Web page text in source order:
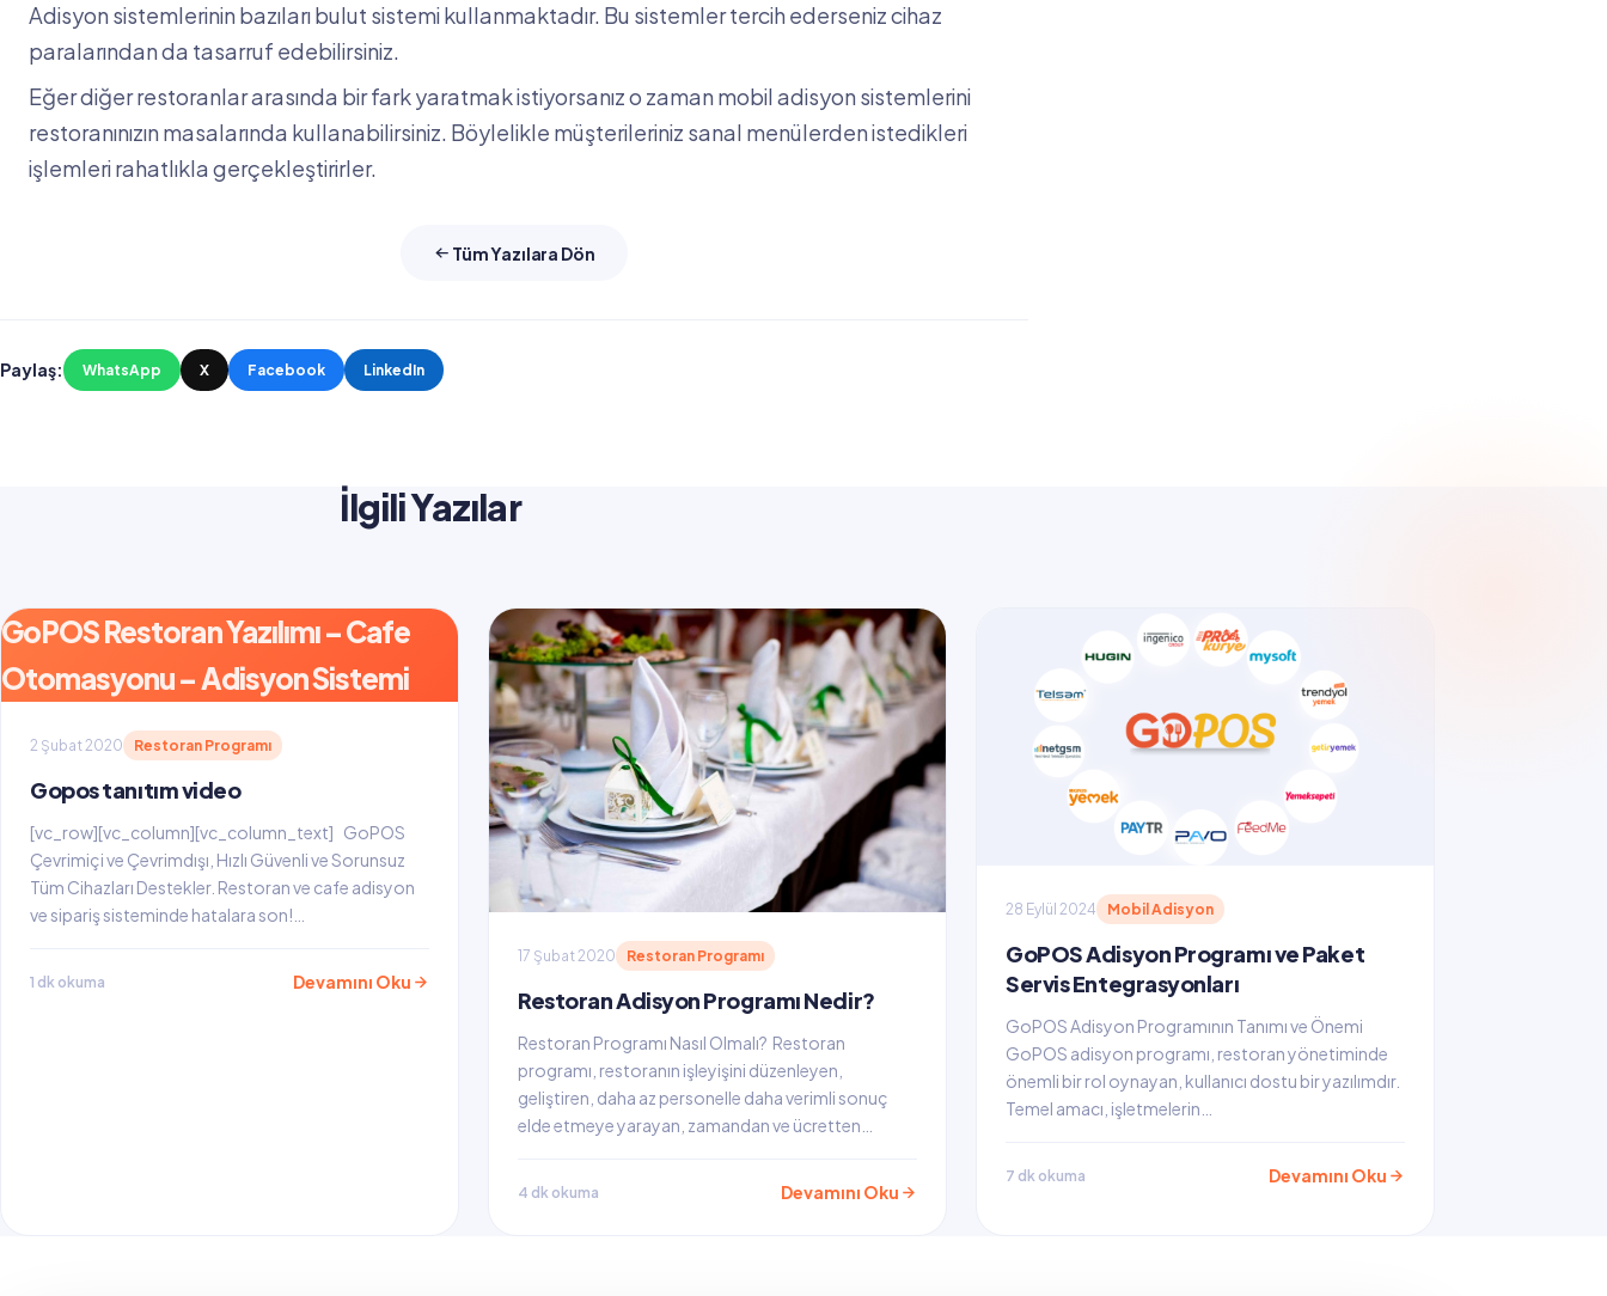
Adisyon sistemlerinin bazıları bulut sistemi kullanmaktadır. Bu sistemler tercih ederseniz cihaz
paralarından da tasarruf edebilirsiniz.
Eğer diğer restoranlar arasında bir fark yaratmak istiyorsanız o zaman mobil adisyon sistemlerini
restoranınızın masalarında kullanabilirsiniz. Böylelikle müşterileriniz sanal menülerden istedikleri
işlemleri rahatlıkla gerçekleştirirler.
Tüm Yazılara Dön
Paylaş: WhatsApp X Facebook LinkedIn
İlgili Yazılar
GoPOS Restoran Yazılımı – Cafe
Otomasyonu – Adisyon Sistemi
2 Şubat 2020 Restoran Programı
Gopos tanıtım video
[vc_row][vc_column][vc_column_text] GoPOS
Çevrimiçi ve Çevrimdışı, Hızlı Güvenli ve Sorunsuz
Tüm Cihazları Destekler. Restoran ve cafe adisyon
ve sipariş sisteminde hatalara son!…
1 dk okuma Devamını Oku
17 Şubat 2020 Restoran Programı
Restoran Adisyon Programı Nedir?
Restoran Programı Nasıl Olmalı? Restoran
programı, restoranın işleyişini düzenleyen,
geliştiren, daha az personelle daha verimli sonuç
elde etmeye yarayan, zamandan ve ücretten…
4 dk okuma Devamını Oku
28 Eylül 2024 Mobil Adisyon
GoPOS Adisyon Programı ve Paket
Servis Entegrasyonları
GoPOS Adisyon Programının Tanımı ve Önemi
GoPOS adisyon programı, restoran yönetiminde
önemli bir rol oynayan, kullanıcı dostu bir yazılımdır.
Temel amacı, işletmelerin…
7 dk okuma Devamını Oku